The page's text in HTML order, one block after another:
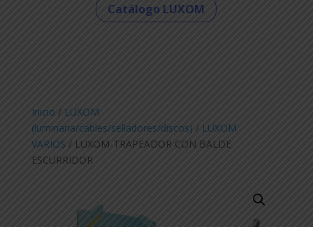
Catálogo LUXOM
Inicio / LUXOM
(luminaria/cables/selladores/discos) / LUXOM
VARIOS / LUXOM-TRAPEADOR CON BALDE
ESCURRIDOR